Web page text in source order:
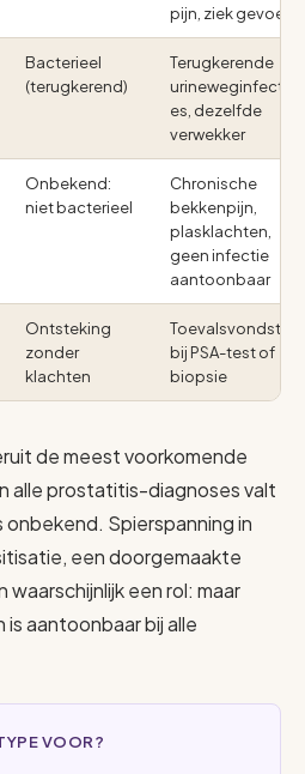
pijn, ziek gevoel
Bacterieel
(terugkerend)
Terugkerende
urineweginfecti
es, dezelfde
verwekker
Onbekend:
niet bacterieel
Chronische
bekkenpijn,
plasklachten,
geen infectie
aantoonbaar
Ontsteking
zonder
klachten
Toevalsvondst
bij PSA-test of
biopsie
de meest voorkomende
alle prostatitis-diagnoses valt
onbekend. Spierspanning in
een doorgemaakte
een rol: maar
aantoonbaar bij alle
VOOR?